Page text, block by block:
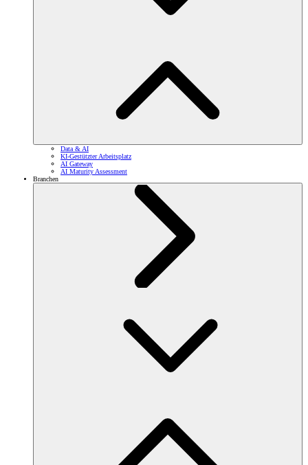
Data & AI
KI-Gestützter Arbeitsplatz
AI Gateway
AI Maturity Assessment
Branchen